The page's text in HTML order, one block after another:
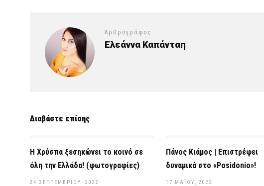
Αρθρογράφος
Ελεάννα Καπάνταη
Διαβάστε επίσης
Η Χρύσπα ξεσηκώνει το κοινό σε
όλη την Ελλάδα! (φωτογραφίες)
24 ΣΕΠΤΕΜΒΡΊΟΥ, 2022
Πάνος Κιάμος | Επιστρέφει
δυναμικά στο «Posidonio»!
17 ΜΑΪ́ΟΥ, 2022